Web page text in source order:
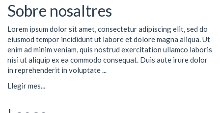
Sobre nosaltres
Lorem ipsum dolor sit amet, consectetur adipiscing elit, sed do
eiusmod tempor incididunt ut labore et dolore magna aliqua. Ut
enim ad minim veniam, quis nostrud exercitation ullamco laboris
nisi ut aliquip ex ea commodo consequat. Duis aute irure dolor
in reprehenderit in voluptate ...
Llegir mes...